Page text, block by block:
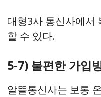
대형3사 통신사에서
할 수 있다.
5-7) 불편한 가입
알뜰통신사는 보통